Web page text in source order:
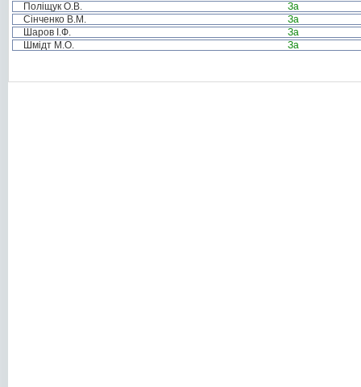
Поліщук О.В.
За
Сінченко В.М.
За
Шаров І.Ф.
За
Шмідт М.О.
За